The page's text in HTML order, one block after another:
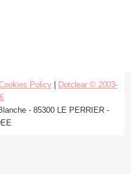
Policy|
Dotclear © 2003-
- 85300 LE PERRIER -